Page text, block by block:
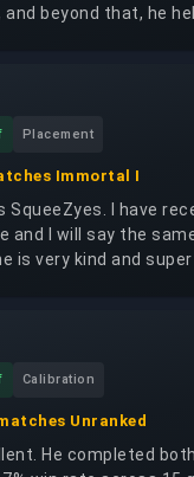
beyond that, he
nice, friendly, and
him to anyone
Placement
Immortal I
SqueeZyes. I have
and I will say the
is very kind and super
think he could be any
Calibration
Unranked
He completed